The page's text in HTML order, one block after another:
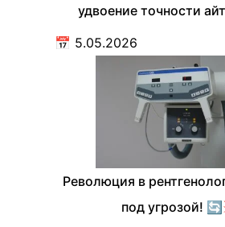
удвоение точности
📅 5.05.2026
Революция в
под угрозой!